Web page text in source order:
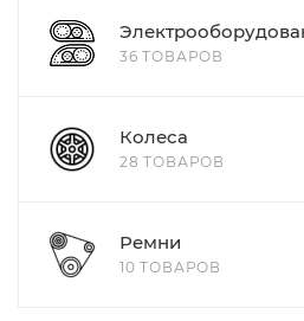
36 ТОВАРОВ
Колеса
28 ТОВАРОВ
Ремни
10 ТОВАРОВ